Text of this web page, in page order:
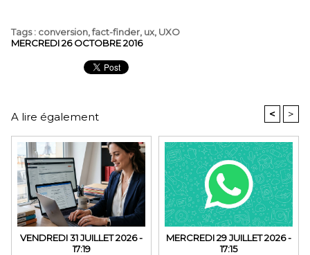
Tags: conversion,fact-finder, ux, UXO
MERCREDI 26 OCTOBRE 2016
A lire également < >
VENDREDI 31 JUILLET 2026 -
17:19
MERCREDI 29 JUILLET 2026 -
17:15